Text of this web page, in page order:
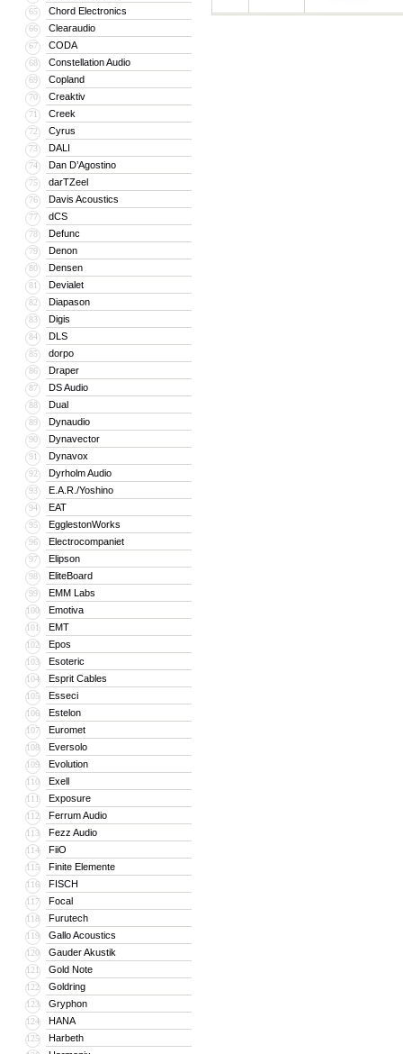
65 Chord Electronics
66 Clearaudio
67 CODA
68 Constellation Audio
69 Copland
70 Creaktiv
71 Creek
72 Cyrus
73 DALI
74 Dan D’Agostino
75 darTZeel
76 Davis Acoustics
77 dCS
78 Defunc
79 Denon
80 Densen
81 Devialet
82 Diapason
83 Digis
84 DLS
85 dorpo
86 Draper
87 DS Audio
88 Dual
89 Dynaudio
90 Dynavector
91 Dynavox
92 Dyrholm Audio
93 E.A.R./Yoshino
94 EAT
95 EgglestonWorks
96 Electrocompaniet
97 Elipson
98 EliteBoard
99 EMM Labs
100 Emotiva
101 EMT
102 Epos
103 Esoteric
104 Esprit Cables
105 Esseci
106 Estelon
107 Euromet
108 Eversolo
109 Evolution
110 Exell
111 Exposure
112 Ferrum Audio
113 Fezz Audio
114 FiiO
115 Finite Elemente
116 FISCH
117 Focal
118 Furutech
119 Gallo Acoustics
120 Gauder Akustik
121 Gold Note
122 Goldring
123 Gryphon
124 HANA
125 Harbeth